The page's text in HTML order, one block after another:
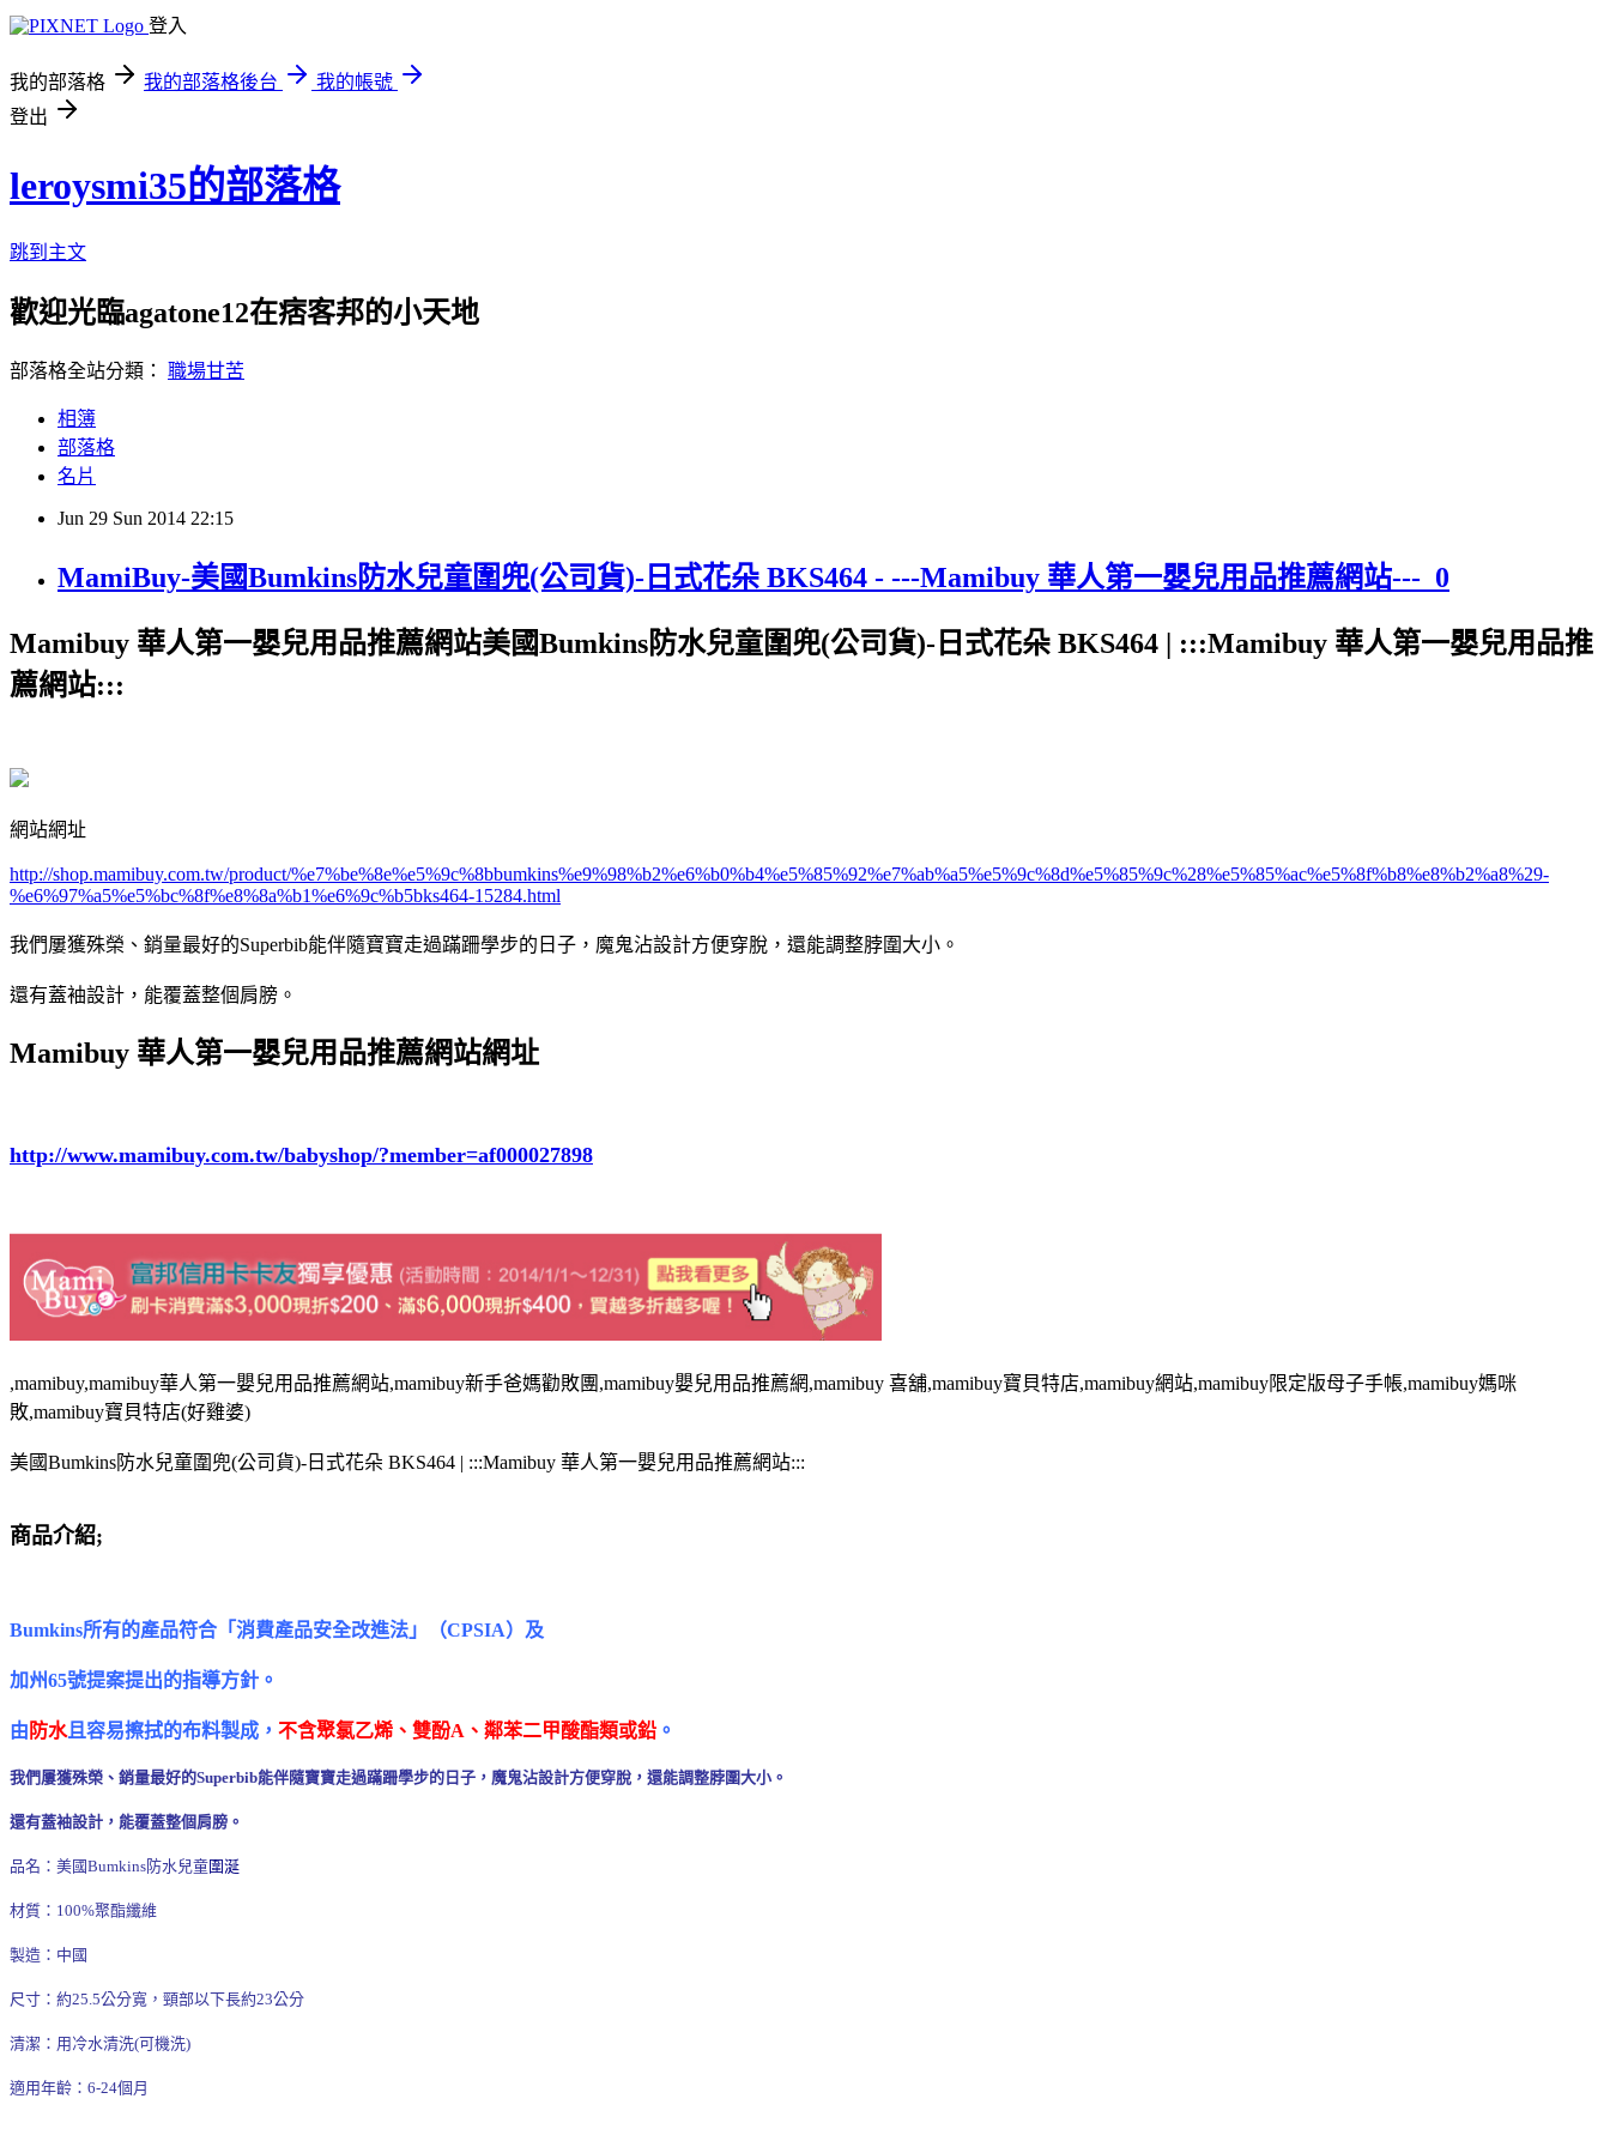
登入
我的部落格 我的部落格後台
我的帳號
登出
leroysmi35的部落格
跳到主文
歡迎光臨agatone12在痞客邦的小天地
部落格全站分類： 職場甘苦
相簿
部落格
名片
Jun 29 Sun 2014 22:15
MamiBuy-美國Bumkins防水兒童圍兜(公司貨)-日式花朵 BKS464 - ---Mamibuy 華人第一嬰兒用品推薦網站---_0
Mamibuy 華人第一嬰兒用品推薦網站美國Bumkins防水兒童圍兜(公司貨)-日式花朵 BKS464 | :::Mamibuy 華人第一嬰兒用品推
薦網站:::
網站網址
http://shop.mamibuy.com.tw/product/%e7%be%8e%e5%9c%8bbumkins%e9%98%b2%e6%b0%b4%e5%85%92%e7%ab%a5%e5%9c%8d%e5%85%9c%28%e5%85%ac%e5%8f%b8%e8%b2%a8%29-
%e6%97%a5%e5%bc%8f%e8%8a%b1%e6%9c%b5bks464-15284.html
我們屢獲殊榮、銷量最好的Superbib能伴隨寶寶走過蹣跚學步的日子，魔鬼沾設計方便穿脫，還能調整脖圍大小。
還有蓋袖設計，能覆蓋整個肩膀。
Mamibuy 華人第一嬰兒用品推薦網站網址
http://www.mamibuy.com.tw/babyshop/?member=af000027898
,mamibuy,mamibuy華人第一嬰兒用品推薦網站,mamibuy新手爸媽勸敗團,mamibuy嬰兒用品推薦網,mamibuy 喜舖,mamibuy寶貝特店,mamibuy網站,mamibuy限定版母子手帳,mamibuy媽咪
敗,mamibuy寶貝特店(好雞婆)
美國Bumkins防水兒童圍兜(公司貨)-日式花朵 BKS464 | :::Mamibuy 華人第一嬰兒用品推薦網站:::
商品介紹;
Bumkins所有的產品符合「消費產品安全改進法」（CPSIA）及
加州65號提案提出的指導方針。
由 防水且容易擦拭的布料製成， 不含聚氯乙烯、雙酚A、鄰苯二甲酸酯類或鉛 。
我們屢獲殊榮、銷量最好的Superbib能伴隨寶寶走過蹣跚學步的日子，魔鬼沾設計方便穿脫，還能調整脖圍大小。
還有蓋袖設計，能覆蓋整個肩膀。
品名：美國Bumkins防水兒童圍涎
材質：100%聚酯纖維
製造：中國
尺寸：約25.5公分寬，頸部以下長約23公分
清潔：用冷水清洗(可機洗)
適用年齡：6-24個月